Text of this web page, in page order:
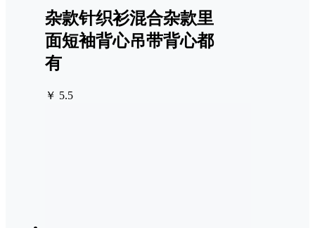
杂款针织衫混合杂款里
面短袖背心吊带背心都
有
￥ 5.5